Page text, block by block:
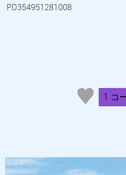
PD354951281008
1 コ